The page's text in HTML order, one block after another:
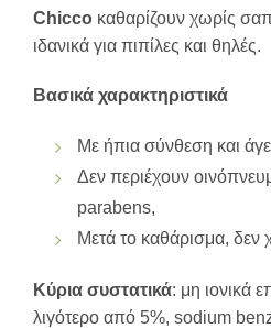
3.01€.είναι:
2.70€.
Chicco καθαρίζουν χωρίς
ιδανικά για πιπίλες και θηλές.
Βασικά χαρακτηριστικά
Με ήπια σύνθεση και
Δεν περιέχουν
parabens,
Μετά το καθάρισμα, δεν
Κύρια συστατικά: μη ιονικά
λιγότερο από 5%, sodium